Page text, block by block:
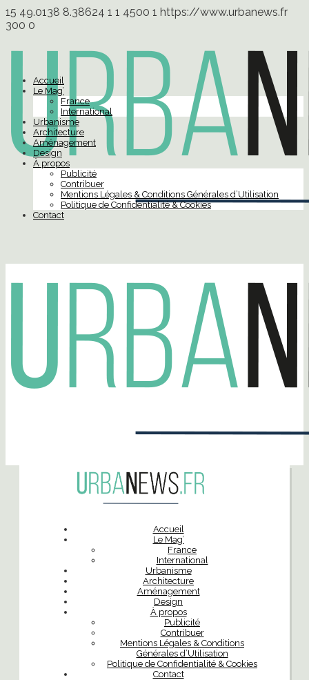
15 49.0138 8.38624 1 1 4500 1 https://www.urbanews.fr
300 0
Accueil
Le Mag’
France
International
Urbanisme
Architecture
Aménagement
Design
À propos
Publicité
Contribuer
Mentions Légales & Conditions Générales d’Utilisation
Politique de Confidentialité & Cookies
Contact
Accueil
Le Mag’
France
International
Urbanisme
Architecture
Aménagement
Design
À propos
Publicité
Contribuer
Mentions Légales & Conditions
Générales d’Utilisation
Politique de Confidentialité & Cookies
Contact